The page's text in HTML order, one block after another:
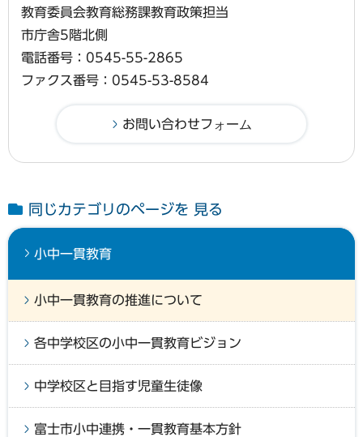
教育委員会教育総務課教育政策担当
市庁舎5階北側
電話番号：0545-55-2865
ファクス番号：0545-53-8584
同じカテゴリのページを 見る
小中一貫教育
小中一貫教育の推進について
各中学校区の小中一貫教育ビジョン
中学校区と目指す児童生徒像
富士市小中連携・一貫教育基本方針